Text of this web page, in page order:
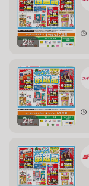
2枚
2枚